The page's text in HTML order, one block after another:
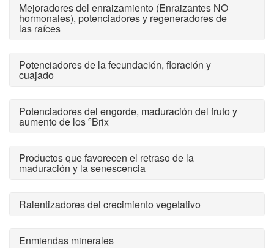
Mejoradores del enraizamiento (Enraizantes NO
hormonales), potenciadores y regeneradores de
las raíces
Potenciadores de la fecundación, floración y
cuajado
Potenciadores del engorde, maduración del fruto y
aumento de los ºBrix
Productos que favorecen el retraso de la
maduración y la senescencia
Ralentizadores del crecimiento vegetativo
Enmiendas minerales